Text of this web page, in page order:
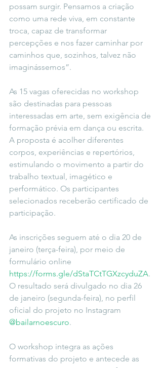
possam surgir. Pensamos a criação
como uma rede viva, em constante
troca, capaz de transformar
percepções e nos fazer caminhar por
caminhos que, sozinhos, talvez não
imaginássemos”.
As 15 vagas oferecidas no workshop
são destinadas para pessoas
interessadas em arte, sem exigência de
formação prévia em dança ou escrita.
A proposta é acolher diferentes
corpos, experiências e repertórios,
estimulando o movimento a partir do
trabalho textual, imagético e
performático. Os participantes
selecionados receberão certificado de
participação.
As inscrições seguem até o dia 20 de
janeiro (terça-feira), por meio de
formulário online
https://forms.gle/dStaTCtTGXzcyduZA.
O resultado será divulgado no dia 26
de janeiro (segunda-feira), no perfil
oficial do projeto no Instagram
@bailarnoescuro.
O workshop integra as ações
formativas do projeto e antecede as